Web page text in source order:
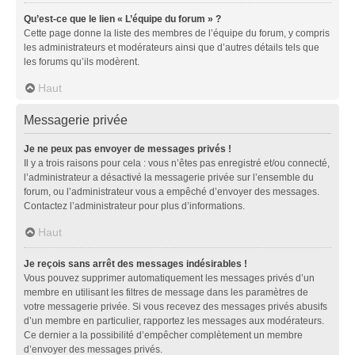
Qu’est-ce que le lien « L’équipe du forum » ?
Cette page donne la liste des membres de l’équipe du forum, y compris
les administrateurs et modérateurs ainsi que d’autres détails tels que
les forums qu’ils modèrent.
Haut
Messagerie privée
Je ne peux pas envoyer de messages privés !
Il y a trois raisons pour cela : vous n’êtes pas enregistré et/ou connecté,
l’administrateur a désactivé la messagerie privée sur l’ensemble du
forum, ou l’administrateur vous a empêché d’envoyer des messages.
Contactez l’administrateur pour plus d’informations.
Haut
Je reçois sans arrêt des messages indésirables !
Vous pouvez supprimer automatiquement les messages privés d’un
membre en utilisant les filtres de message dans les paramètres de
votre messagerie privée. Si vous recevez des messages privés abusifs
d’un membre en particulier, rapportez les messages aux modérateurs.
Ce dernier a la possibilité d’empêcher complètement un membre
d’envoyer des messages privés.